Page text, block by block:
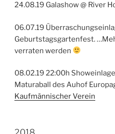
24.08.19 Galashow @ River
06.07.19
Geburtstagsgartenfest.
verraten werden
08.02.19 22:00h Showeinlage
Maturaball des Auhof
Kaufmännischer Verein